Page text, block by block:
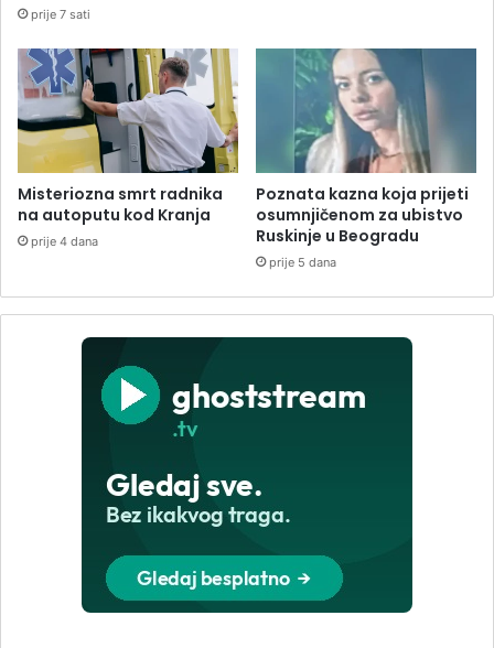
prije 7 sati
Misteriozna smrt radnika
na autoputu kod Kranja
prije 4 dana
Poznata kazna koja prijeti
osumnjičenom za ubistvo
Ruskinje u Beogradu
prije 5 dana